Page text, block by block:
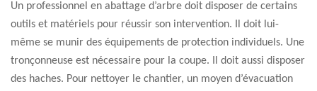
Un professionnel en abattage d’arbre doit disposer de certains
outils et matériels pour réussir son intervention. Il doit lui-
même se munir des équipements de protection individuels. Une
tronçonneuse est nécessaire pour la coupe. Il doit aussi disposer
des haches. Pour nettoyer le chantier, un moyen d’évacuation